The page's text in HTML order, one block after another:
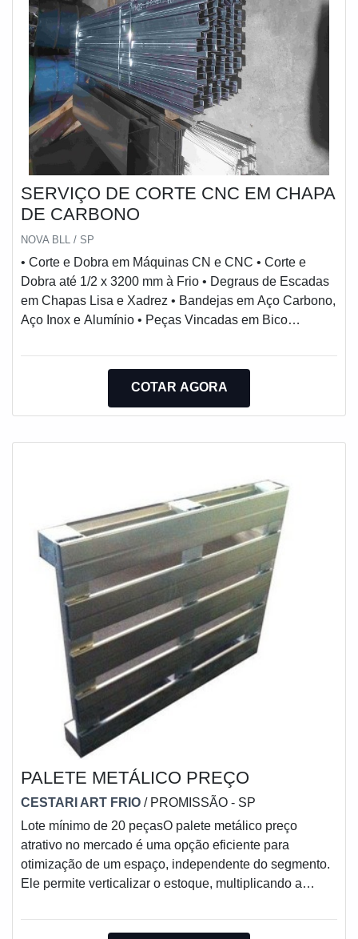
SERVIÇO DE CORTE CNC EM CHAPA
DE CARBONO
NOVA BLL / SP
• Corte e Dobra em Máquinas CN e CNC • Corte e
Dobra até 1/2 x 3200 mm à Frio • Degraus de Escadas
em Chapas Lisa e Xadrez • Bandejas em Aço Carbono,
Aço Inox e Alumínio • Peças Vincadas em Bico
Tubos Quadrados e Retangulares em Medidas Não
• Jogo Caixa c/ Tampa e Contrapeso • Canaleta e
DOBRADAS PERFIS DE AÇO DOBRADURA PERFIS
ESTRUTURAL PERFIS ESPECIAIS DEGRAU DE
ESCADAS BATENTE DE AÇO
COTAR AGORA
PALETE METÁLICO PREÇO
CESTARI ART FRIO / PROMISSÃO - SP
Lote mínimo de 20 peçasO palete metálico preço
atrativo no mercado é uma opção eficiente para
otimização de um espaço, independente do segmento.
Ele permite verticalizar o estoque, multiplicando a
ou seja, o espaço físico do ambiente que fica